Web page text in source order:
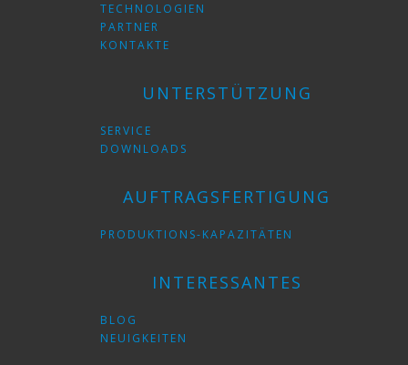
TECHNOLOGIEN
PARTNER
KONTAKTE
UNTERSTÜTZUNG
SERVICE
DOWNLOADS
AUFTRAGSFERTIGUNG
PRODUKTIONS-KAPAZITÄTEN
INTERESSANTES
BLOG
NEUIGKEITEN